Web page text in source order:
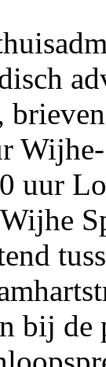
uur
bij